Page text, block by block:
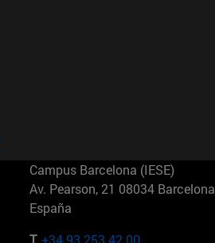
Campus Barcelona (IESE)
Av. Pearson, 21 08034 Barcelona
España
T. +34 93 253 42 00